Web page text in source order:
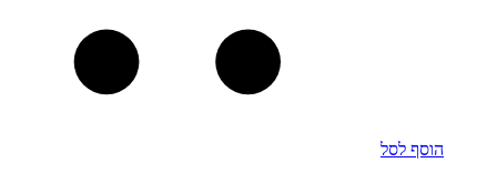
הוסף לסל